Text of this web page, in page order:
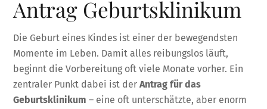
Antrag Geburtsklinikum
Die Geburt eines Kindes ist einer der bewegendsten
Momente im Leben. Damit alles reibungslos läuft,
beginnt die Vorbereitung oft viele Monate vorher. Ein
zentraler Punkt dabei ist derAntrag für das
Geburtsklinikum – eine oft unterschätzte, aber enorm